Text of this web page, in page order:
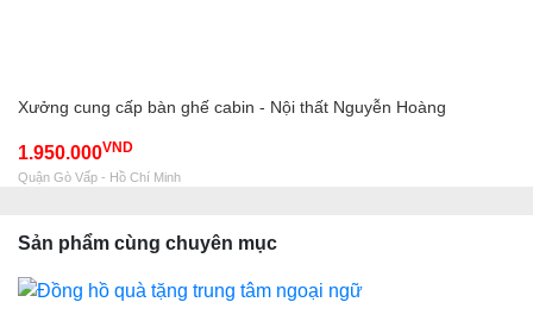
Xưởng cung cấp bàn ghế cabin - Nội thất Nguyễn Hoàng
1.950.000VND
Quận Gò Vấp - Hồ Chí Minh
Sản phẩm cùng chuyên mục